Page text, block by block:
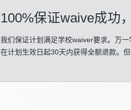
100%保证waive成功
我们保证计划满足学校waiver要求。万
在计划生效日起30天内获得全额退款。